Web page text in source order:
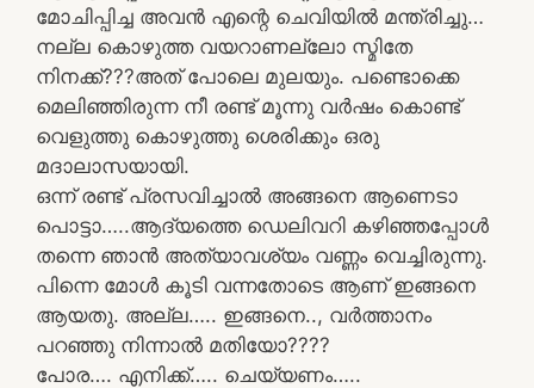
മോചിപ്പിച്ച അവൻ എന്റെ ചെവിയിൽ മന്ത്രിച്ചു…
നല്ല കൊഴുത്ത വയറാണല്ലോ സ്മിതേ
നിനക്ക്???അത് പോലെ മുലയും. പണ്ടൊക്കെ
മെലിഞ്ഞിരുന്ന നീ രണ്ട് മൂന്നു വർഷം കൊണ്ട്
വെളുത്തു കൊഴുത്തു ശെരിക്കും ഒരു
മദാലാസയായി.
ഒന്ന് രണ്ട് പ്രസവിച്ചാൽ അങ്ങനെ ആണെടാ
പൊട്ടാ…..ആദ്യത്തെ ഡെലിവറി കഴിഞ്ഞപ്പോൾ
തന്നെ ഞാൻ അത്യാവശ്യം വണ്ണം വെച്ചിരുന്നു.
പിന്നെ മോൾ കൂടി വന്നതോടെ ആണ് ഇങ്ങനെ
ആയതു. അല്ല….. ഇങ്ങനെ.., വർത്താനം
പറഞ്ഞു നിന്നാൽ മതിയോ????
പോര…. എനിക്ക്….. ചെയ്യണം…..